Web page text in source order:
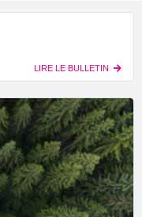
LIRE LE BULLETIN